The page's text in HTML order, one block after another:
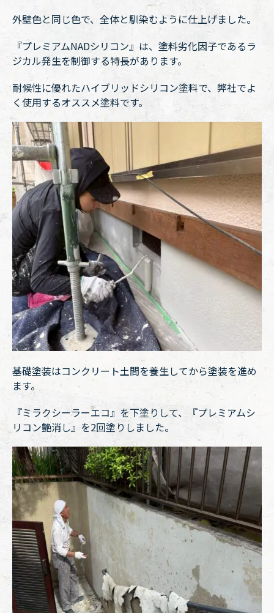
外壁色と同じ色で、全体と馴染むように仕上げました。
『プレミアムNADシリコン』は、塗料劣化因子であるラ
ジカル発生を制御する特長があります。
耐候性に優れたハイブリッドシリコン塗料で、弊社でよ
く使用するオススメ塗料です。
基礎塗装はコンクリート土間を養生してから塗装を進め
ます。
『ミラクシーラーエコ』を下塗りして、『プレミアムシ
リコン艶消し』を2回塗りしました。